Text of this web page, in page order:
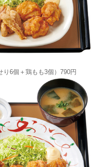
6個＋鶏もも3個）790円